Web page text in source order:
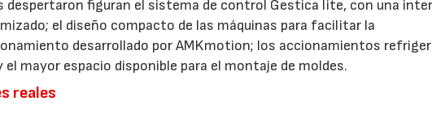
despertaron figuran el sistema de control Gestica lite, con una
el diseño compacto de las máquinas para facilitar la
desarrollado por AMKmotion; los accionamientos
el mayor espacio disponible para el montaje de moldes.
reales